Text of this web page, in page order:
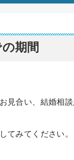
期間
見合い、結婚相
てみてください。